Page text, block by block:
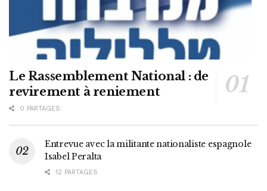
Le Rassemblement National : de
revirement à reniement
0 PARTAGES
Entrevue avec la militante nationaliste espagnole
Isabel Peralta
12 PARTAGES